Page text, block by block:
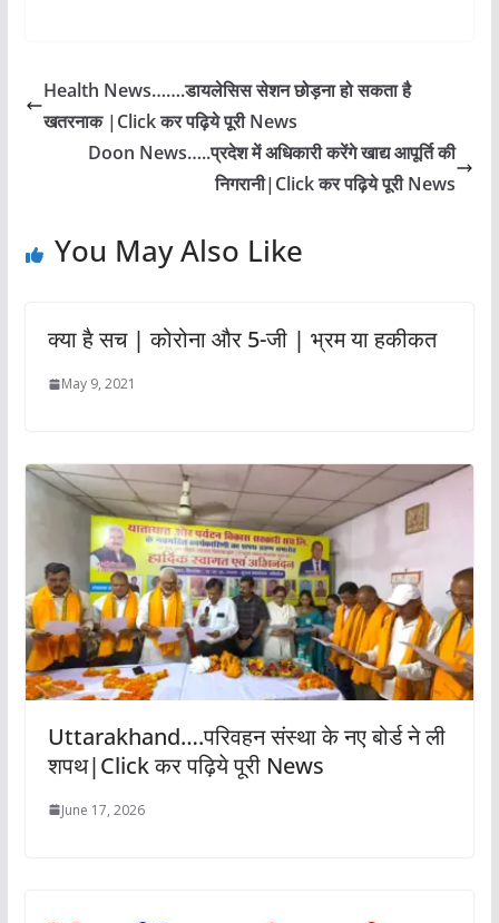
Health News…….डायलेसिस सेशन छोड़ना हो सकता है
खतरनाक |Click कर पढ़िये पूरी News
Doon News…..प्रदेश में अधिकारी करेंगे खाद्य आपूर्ति की
निगरानी|Click कर पढ़िये पूरी News
You May Also Like
क्या है सच | कोरोना और 5-जी | भ्रम या हकीकत
May 9, 2021
Uttarakhand….परिवहन संस्था के नए बोर्ड ने ली
शपथ|Click कर पढ़िये पूरी News
June 17, 2026